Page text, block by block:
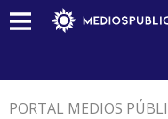
PORTAL MEDIOS